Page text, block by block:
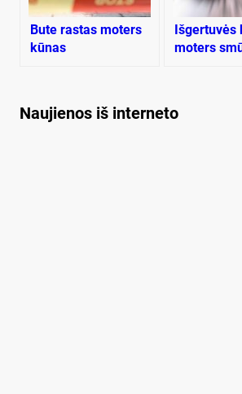
Bute rastas moters
kūnas
Išgertuvės
moters
Naujienos iš interneto